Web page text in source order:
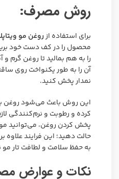
روش مصرف:
برای استفاده ازروغن مو
محصول را در کف دست خود
را به هم بمالید تا روغن
آن را به طور یکنواخت روی
نمدار پخش کنید.
این روش باعث می‌شود روغن
کرده و رطوبت و نرم‌کنندگی
پخش کردن روغن، می‌توانید
حالت دهید؛ این فرایند علاوه
به حفظ سلامت و لطافت تار
نکات و عوارض